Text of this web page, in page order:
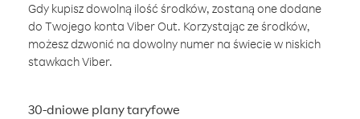
Gdy kupisz dowolną ilość środków, zostaną one dodane
do Twojego konta Viber Out. Korzystając ze środków,
możesz dzwonić na dowolny numer na świecie w niskich
stawkach Viber.
30-dniowe plany taryfowe